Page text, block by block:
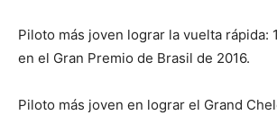
Piloto más joven lograr la vuelta rápida:
en el Gran Premio de Brasil de 2016.
Piloto más joven en lograr el Grand